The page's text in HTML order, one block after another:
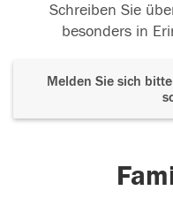
Schreiben Sie
besonders in
Melden Sie sich